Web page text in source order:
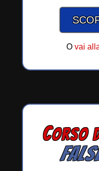
O vai
CORSO